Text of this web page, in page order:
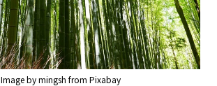
Image by mingsh from Pixabay